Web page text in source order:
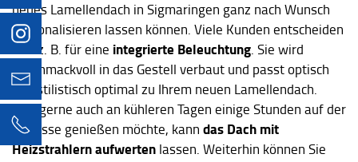
neues Lamellendach in Sigmaringen ganz nach Wunsch
personalisieren lassen können. Viele Kunden entscheiden
sich z. B. für eine integrierte Beleuchtung. Sie wird
geschmackvoll in das Gestell verbaut und passt optisch
und stilistisch optimal zu Ihrem neuen Lamellendach.
Wer gerne auch an kühleren Tagen einige Stunden auf der
Terrasse genießen möchte, kann das Dach mit
Heizstrahlern aufwerten lassen. Weiterhin können Sie
info@hummel-engstingen.de
07129 92860-0